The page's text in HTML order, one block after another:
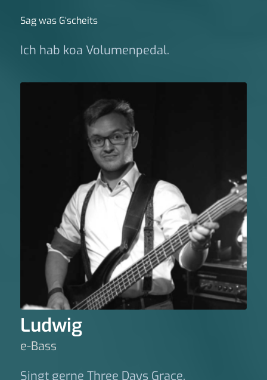
Sag was G‘scheits
Ich hab koa Volumenpedal.
Ludwig
e-Bass
Singt gerne Three Days Grace.